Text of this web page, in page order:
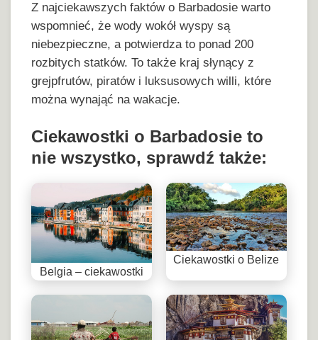
Z najciekawszych faktów o Barbadosie warto
wspomnieć, że wody wokół wyspy są
niebezpieczne, a potwierdza to ponad 200
rozbitych statków. To także kraj słynący z
grejpfrutów, piratów i luksusowych willi, które
można wynająć na wakacje.
Ciekawostki o Barbadosie to
nie wszystko, sprawdź także:
Belgia – ciekawostki
Ciekawostki o Belize